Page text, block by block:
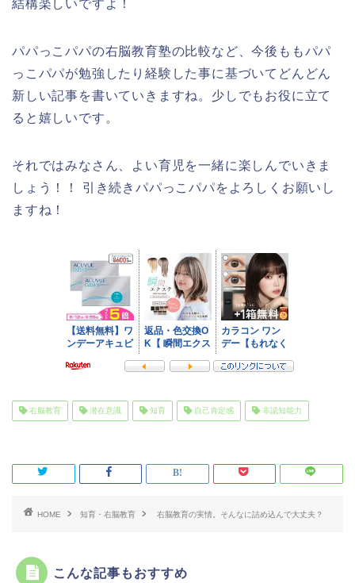
結構楽しいですよ！
パパっこパパの右脳教育塾の比較など、今後ももパパ
っこパパが勉強したり経験した事に基づいてどんどん
新しい記事を書いていきますね。少しでもお役に立て
ると嬉しいです。
それではみなさん、よい育児を一緒に楽しんでいきま
しょう！！ 引き続きパパっこパパをよろしくお願いし
ますね！
右脳教育 潜在意識 知育 自己肯定感 非認知能力
HOME 知育・右脳教育 右脳教育の実情。そんなに詰め込んで大丈夫？
こんな記事もおすすめ